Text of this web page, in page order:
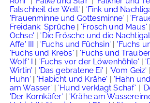
Falschheit der Welt' | 'Fink und
'Frauenminne und Gottesminne' |
Freidank: Sprüche| 'Frosch und Maus' |
Ochse' | 'Die Frösche und die
Affe' III | 'Fuchs und Füchsin' | 'Fuchs
'Fuchs und Krebs' | 'Fuchs und
Wolf' I | 'Fuchs vor der Löwenhöhle' |
Wirtin' | 'Das gebratene Ei' | 'Vom Geiz' |
Huhn' | 'Habicht und Krähe' | 'Hahn
am Wasser' | 'Hund verklagt Schaf' |
'Der Kornkäfer' | 'Krähe am